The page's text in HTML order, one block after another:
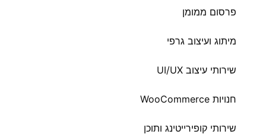
פרסום ממומן
מיתוג ועיצוב גרפי
שירותי עיצוב UI/UX
חנויות WooCommerce
שירותי קופירייטינג ותוכן